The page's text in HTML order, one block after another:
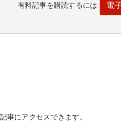
有料記事を購読するには 電
事にアクセスできます。